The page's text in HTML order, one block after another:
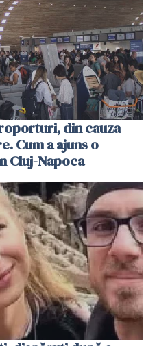
din cauza
Cum a ajuns o
Cluj-Napoca